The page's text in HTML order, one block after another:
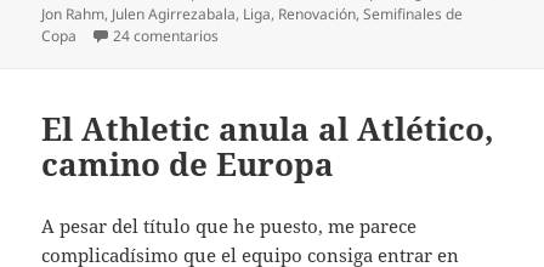
Jon Rahm, Julen Agirrezabala, Liga, Renovación,Semifinales de
Copa
24 comentarios
El Athletic anula al Atlético,
camino de Europa
A pesar del título que he puesto, me parece
complicadísimo que el equipo consiga entrar en